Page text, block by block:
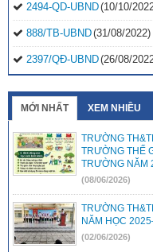
2494-QD-UBND(10/10/
888/TB-UBND(31/08/2022)
2397/QĐ-UBND(26/08/
MỚI NHẤT XEM NHIỀU
TRƯỜNG
TRƯỜNG THẾ
TRƯỜNG NĂM
(08/06/2026)
TRƯỜNG
NĂM HỌC
(02/06/2026)